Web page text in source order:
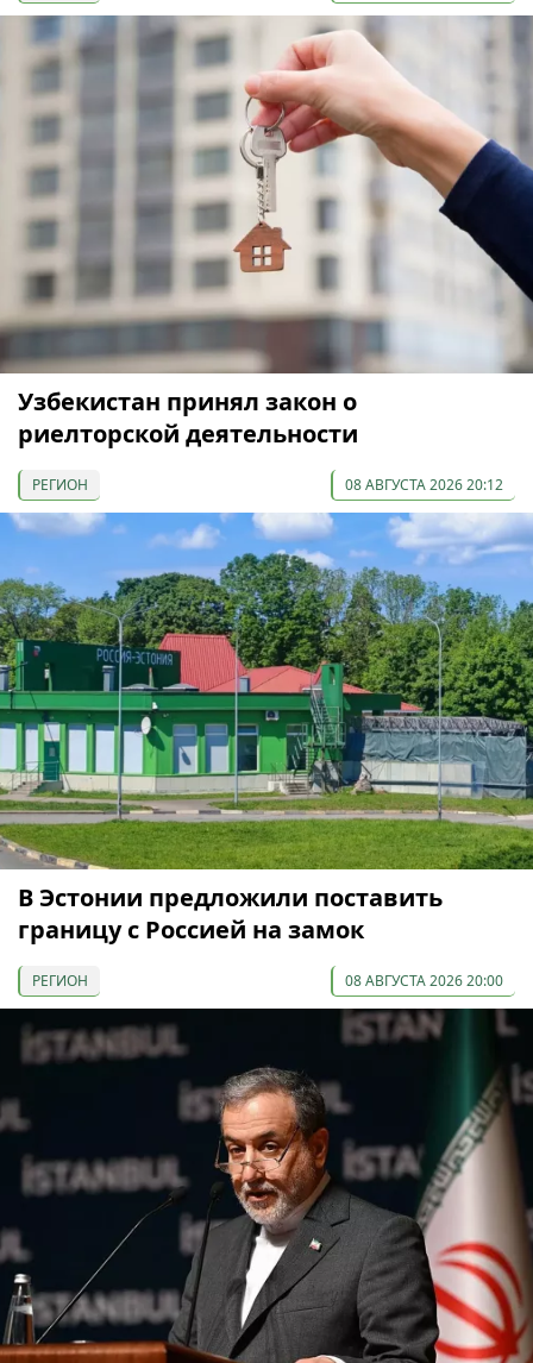
Узбекистан принял закон о
риелторской деятельности
РЕГИОН 08 АВГУСТА 2026 20:12
В Эстонии предложили поставить
границу с Россией на замок
РЕГИОН 08 АВГУСТА 2026 20:00